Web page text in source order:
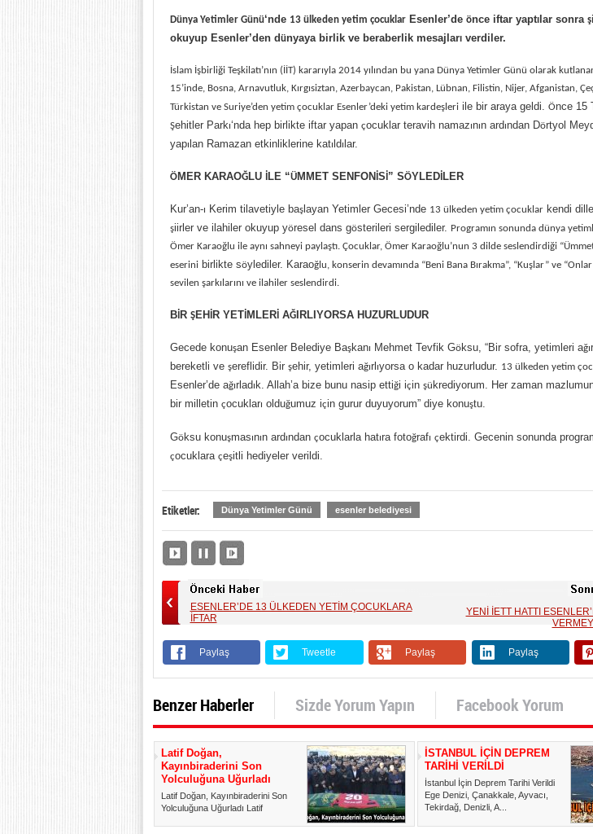
Dünya Yetimler Günü‘nde 13 ülkeden yetim çocuklarEsenler’de önce iftar yaptılar sonra ş
okuyup Esenler’den dünyaya birlik ve beraberlik mesajlarıverdiler.
İslam İşbirliği Teşkilatı’nın (İİT) kararıyla 2014 yılından bu yana Dünya Yetimler Günü olarak
15’inde, Bosna, Arnavutluk, Kırgısiztan, Azerbaycan, Pakistan, Lübnan, Filistin, Nijer, Afganistan,
Türkistan ve Suriye’den yetim çocuklar Esenler’deki yetim kardeşleriile bir araya geldi. Önce 15
Şehitler Parkı‘nda hep birlikte iftar yapan çocuklar teravih namazının ardından Dörtyol
yapı lan Ramazan etkinliklerine katı ldı lar.
ÖMER KARAOĞLU LE “ÜMMET SENFON S ” SÖYLEDİLER
Kur’an-ı Kerim tilavetiyle başlayan Yetimler Gecesi’nde 13 ülkeden yetim çocuklarkendi
şiirler ve ilahiler okuyup yöresel dans gösterileri sergilediler. Programın sonunda dünya
Ömer Karaoğlu ile aynı sahneyi paylaştı. Çocuklar, Ömer Karaoğlu’nun 3 dilde seslendirdiği “
eserinibirlikte söylediler. Karaoğlu, konserin devamında “Beni Bana Bırakma”, “Kuşlar” ve
sevilen şarkılarını ve ilahiler seslendirdi.
BİR ŞEH R YETİMLERİAĞIRLIYORSA HUZURLUDUR
Gecede konuşan Esenler Belediye Başkanı Mehmet Tevfik Göksu, “Bir sofra, yetimleri ağırl
bereketli ve şereflidir. Bir şehir, yetimleri ağırl ıyorsa o kadar huzurludur. 13 ülkeden yetim
Esenler’de ağırladı k. Allah’a bize bunu nasip ettiği için şü krediyorum. Her zaman
bir milletin çocukları olduğumuz için gurur duyuyorum” diye konuştu.
Göksu konuşmasının ardından çocuklarla hatıra fotoğrafı çektirdi. Gecenin sonunda
çocuklara çeşitli hediyeler verildi.
Etiketler: Dünya Yetimler Günü esenler belediyesi
ESENLER’DE 13 ÜLKEDEN YETİM ÇOCUKLARA
İFTAR
YENİ İETT HATTI
Paylaş Tweetle Paylaş Paylaş
Benzer Haberler Sizde Yorum Yapın Facebook Yorum
Latif Doğan,
Kayınbiraderini Son
Yolculuğuna Uğurladı
Latif Doğan, Kayınbiraderini Son
Yolculuğuna Uğurladı Latif
İSTANBUL İÇİN DEPREM
TARİHİ VERİLDİ
İstanbul İçin Deprem Tarihi Verildi
Ege Denizi, Çanakkale, Ayvacı,
Tekirdağ, Denizli, A...